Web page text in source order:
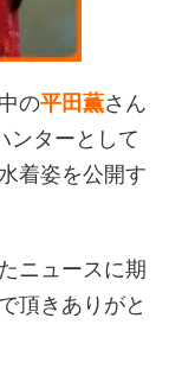
の平田薫さん
ンターとして
着姿を公開す
ニュースに期
頂きありがと